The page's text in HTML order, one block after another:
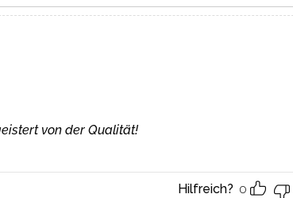
von der Qualität!
Hilfreich? 0